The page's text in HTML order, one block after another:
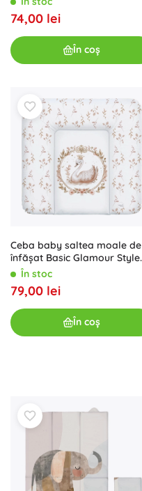
74,00 lei
În coș
Ceba baby saltea moale de
înfășat Basic Glamour Style
75 × 72 cm
În stoc
79,00 lei
În coș